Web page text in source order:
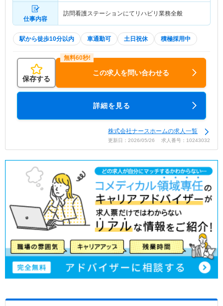
仕事内容
訪問看護ステーションにてリハビリ業務全般
駅から徒歩10分以内 車通勤可 土日祝休 積極採用中
保存する
この求人を問い合わせる
詳細を見る
株式会社ナースホームの求人一覧
更新日：2026/05/26 求人番号：10243032